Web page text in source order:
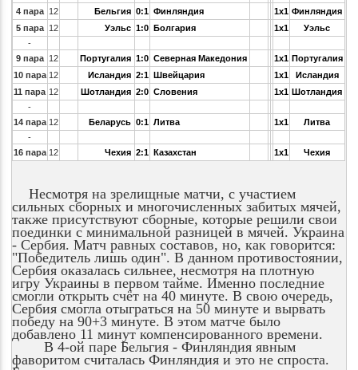
4 пара 12 Бельгия 0:1 Финляндия 1x1 Финляндия
5 пара 12 Уэльс 1:0 Болгария 1x1
Уэльс
-
9 пара 12 Португалия 1:0 Северная Македония 1x1 Португалия
10 пара 12 Исландия 2:1 Швейцария 1x1
Исландия
11 пара 12 Шотландия 2:0 Словения 1x1 Шотландия
-
14 пара 12 Беларусь 0:1 Литва 1x1
Литва
-
16 пара 12 Чехия 2:1 Казахстан 1x1 Чехия
Несмотря на зрелищные матчи, с участием
сильных сборных и многочисленных забитых мячей,
также присутствуют сборные, которые решили свои
поединки с минимальной разницей в мячей. Украина
- Сербия. Матч равных составов, но, как говорится:
"Победитель лишь один". В данном противостоянии,
Сербия оказалась сильнее, несмотря на плотную
игру Украины в первом тайме. Именно последние
смогли открыть счёт на 40 минуте. В свою очередь,
Сербия смогла отыграться на 50 минуте и вырвать
победу на 90+3 минуте. В этом матче было
добавлено 11 минут компенсированного времени.
В 4-ой паре Бельгия - Финляндия явным
фаворитом считалась Финляндия и это не спроста.